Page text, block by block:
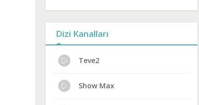
Dizi Kanalları
Teve2
Show Max